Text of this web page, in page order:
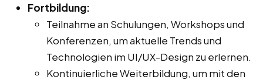
Fortbildung:
Teilnahme an Schulungen, Workshops und
Konferenzen, um aktuelle Trends und
Technologien im UI/UX-Design zu erlernen.
Kontinuierliche Weiterbildung, um mit den